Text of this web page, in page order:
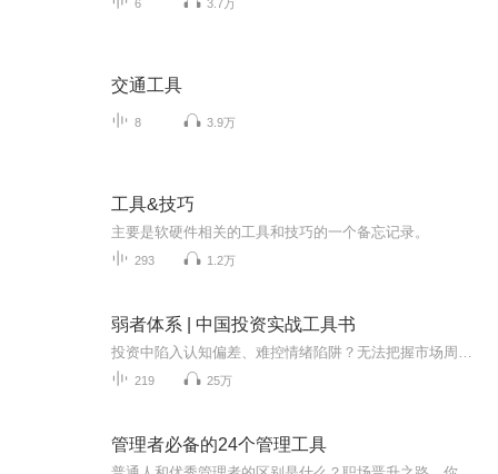
6 3.7万
交通工具
8 3.9万
工具&技巧
主要是软硬件相关的工具和技巧的一个备忘记录。
293 1.2万
弱者体系 | 中国投资实战工具书
219 25万
管理者必备的24个管理工具